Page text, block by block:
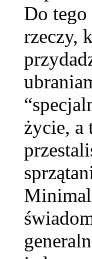
Do tego
rzeczy,
życie, a